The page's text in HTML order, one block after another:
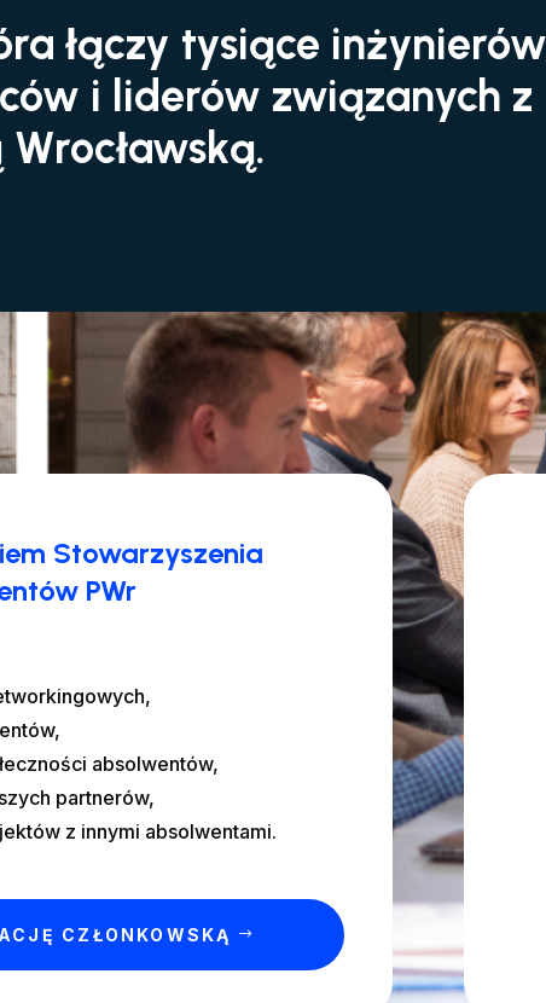
łączy tysiące
i liderów związanych z
Stowarzyszenia
PWr
absolwentów,
partnerów,
z innymi absolwentami.
CZŁONKOWSKĄ